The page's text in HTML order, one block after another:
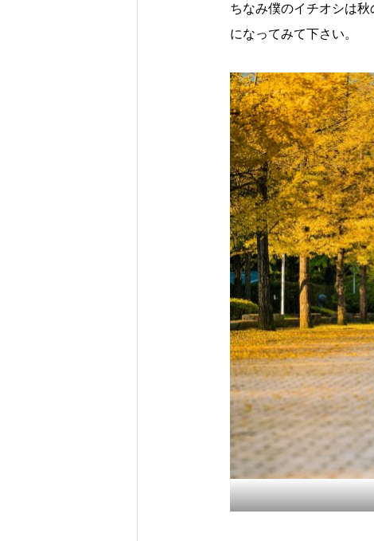
ちなみ僕のイチオシは
になってみて下さい。